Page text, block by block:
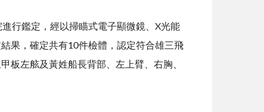
行鑑定，經以掃瞄式電子顯微鏡、X光能
果，確定共有10件檢體，認定符合雄三飛
板左舷及黃姓船長背部、左上臂、右胸、